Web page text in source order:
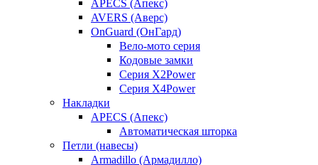
APECS (Апекс)
AVERS (Аверс)
OnGuard (ОнГард)
Вело-мото серия
Кодовые замки
Серия X2Power
Серия X4Power
Накладки
APECS (Апекс)
Автоматическая шторка
Петли (навесы)
Armadillo (Армадилло)